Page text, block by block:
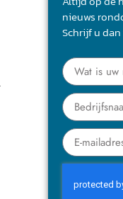
nieuws
Schrijf u